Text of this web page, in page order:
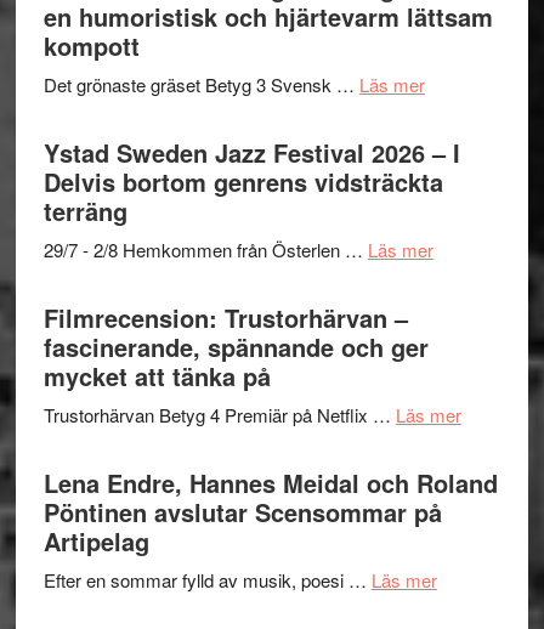
Frankenshtey
med
Mulder
och
Dana
i
Mehrabi
till
Kulturs
en humoristisk och hjärtevarm lättsam
kompott
Det grönaste gräset Betyg 3 Svensk … Läs merom
Det
grönaste
gräset
en
hjärtevarm
Ystad Sweden Jazz Festival 2026 – I
Delvis bortom genrens vidsträckta
terräng
29/7 - 2/8 Hemkommen från Österlen … Läs merom
–
Delvis
bortom
terräng
Filmrecension: Trustorhärvan –
fascinerande, spännande och ger
mycket att tänka på
Trustorhärvan Betyg 4 Premiär på Netflix … Läs merom
–
Lena Endre, Hannes Meidal och Roland
Pöntinen avslutar Scensommar på
Artipelag
Efter en sommar fylld av musik, poesi … Läs merom